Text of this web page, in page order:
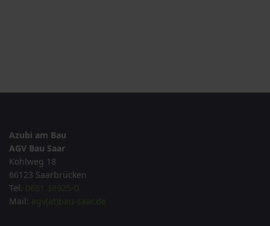
Azubi am Bau
AGV Bau Saar
Kohlweg 18
66123 Saarbrücken
Tel. 0681 38925-0
Mail: agv(at)bau-saar.de